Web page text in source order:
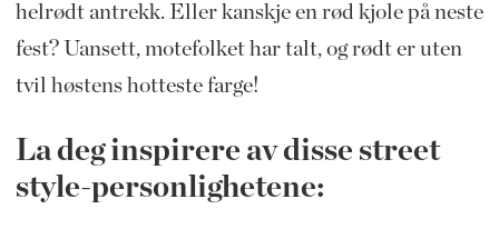
helrødt antrekk. Eller kanskje en rød kjole på neste
fest? Uansett, motefolket har talt, og rødt er uten
tvil høstens hotteste farge!
La deg inspirere av disse street
style-personlighetene: